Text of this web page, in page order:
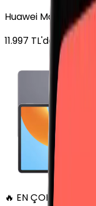
Huawei MatePad
11.997 TL'den
🔥 EN ÇOK SATAN